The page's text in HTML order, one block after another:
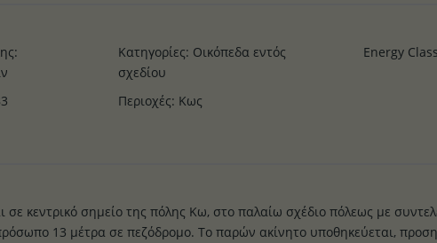
:
Κατηγορίες: Οικόπεδα εντός
σχεδίου
Energy Class
Περιοχές: Κως
σε κεντρικό σημείο της πόλης Κω, στο παλαίω σχέδιο πόλεως με
13 μέτρα σε πεζόδρομο. Το παρών ακίνητο υποθηκεύεται,